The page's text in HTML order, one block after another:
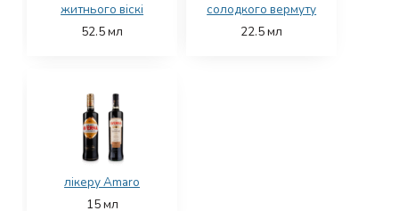
житнього віскі
52.5мл
солодкого вермуту
22.5мл
лікеру Amaro
15мл